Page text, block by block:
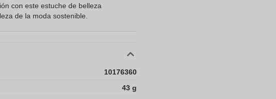
con este estuche de belleza
de la moda sostenible.
10176360
43 g